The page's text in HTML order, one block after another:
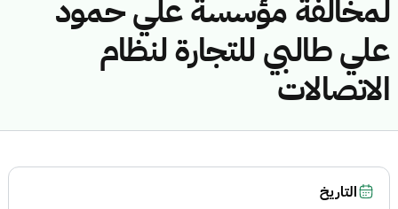
لمخالفة مؤسسة علي حمود
علي طالبي للتجارة لنظام
الاتصالات
التاريخ